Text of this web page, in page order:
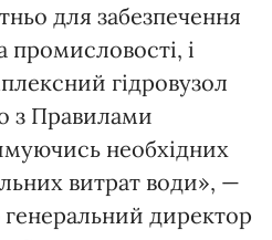
для забезпечення
і
гідровузол
з Правилами
необхідних
витрат води», —
директор